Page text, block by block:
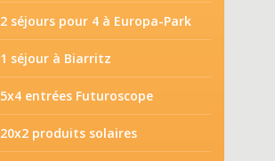
2 séjours pour 4 à Europa-Park
1 séjour à Biarritz
5x4 entrées Futuroscope
20x2 produits solaires